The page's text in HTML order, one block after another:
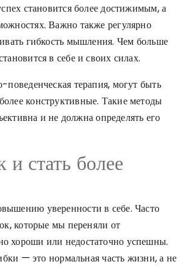
становится более достижимым, а
Важно также регулярно
гибкость мышления. Чем больше
в себе и своих силах.
поведенческая терапия, могут быть
конструктивные. Такие методы
и не должна определять его
стать более
уверенности в себе. Часто
которые мы переняли от
хороши или недостаточно успешны.
— это нормальная часть жизни, а не